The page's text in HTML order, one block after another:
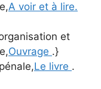
A voir et à lire.
et
Ouvrage .}
Le livre .